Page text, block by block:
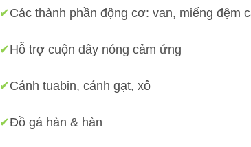
✔Các thành phần động cơ: van, miếng đệm
✔Hỗ trợ cuộn dây nóng cảm ứng
✔Cánh tuabin, cánh gạt, xô
✔Đồ gá hàn & hàn